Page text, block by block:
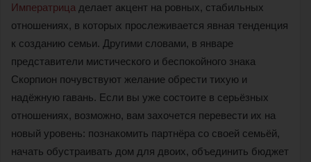
Императрица делает акцент на ровных, стабильных
отношениях, в которых прослеживается явная тенденция
к созданию семьи. Другими словами, в январе
представители мистического и беспокойного знака
Скорпион почувствуют желание обрести тихую и
надёжную гавань. Если вы уже состоите в серьёзных
отношениях, возможно, вам захочется перевести их на
новый уровень: познакомить партнёра со своей семьёй,
начать обустраивать дом для двоих, объединить бюджет